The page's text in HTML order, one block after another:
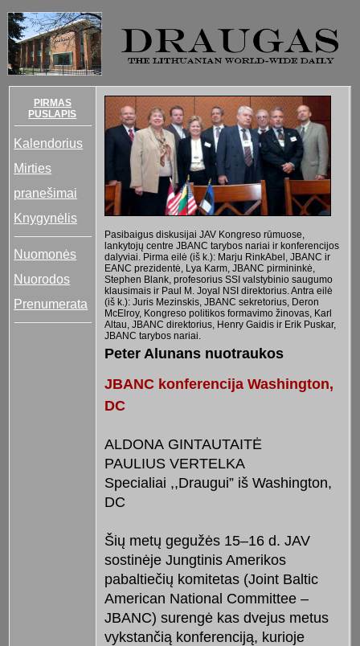
PIRMAS
PUSLAPIS
Kalendorius
Mirties
pranešimai
Knygynėlis
Nuomonės
Nuorodos
Prenumerata
Pasibaigus diskusijai JAV Kongreso rūmuose,
lankytojų centre JBANC tarybos nariai ir konferencijos
dalyviai. Pirma eilė (iš k.): Marju RinkAbel, JBANC ir
EANC prezidentė, Lya Karm, JBANC pirmininkė,
Stephen Blank, profesorius SSI valstybinio saugumo
klausimais ir Paul M. Joyal NSI direktorius. Antra eilė
(iš k.): Juris Mezinskis, JBANC sekretorius, Deron
McElroy, Kongreso politikos formavimo žinovas, Karl
Altau, JBANC direktorius, Henry Gaidis ir Erik Puskar,
JBANC tarybos nariai.
Peter Alunans nuotraukos
JBANC konferencija Washington,
DC
ALDONA GINTAUTAITĖ
PAULIUS VERTELKA
Specialiai ,,Draugui” iš Washington,
DC
Šių metų gegužės 15–16 d. JAV
sostinėje Jungtinis Amerikos
pabaltiečių komitetas (Joint Baltic
American National Committee –
JBANC) surengė kas dvejus metus
vykstančią konferenciją, kurioje